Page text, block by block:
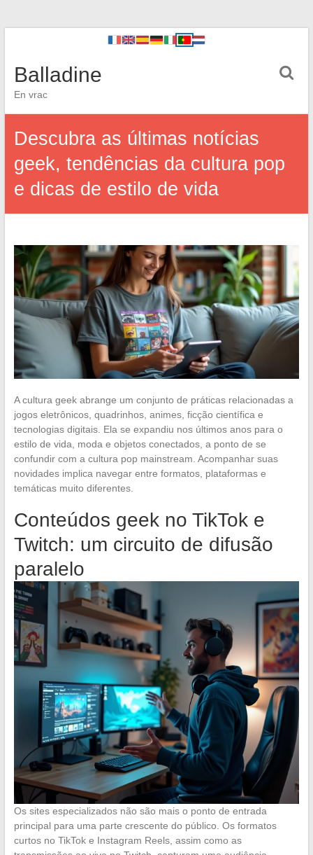
Balladine
En vrac
Descubra as últimas notícias
geek, tendências da cultura pop
e dicas de estilo de vida
A cultura geek abrange um conjunto de práticas relacionadas a
jogos eletrônicos, quadrinhos, animes, ficção científica e
tecnologias digitais. Ela se expandiu nos últimos anos para o
estilo de vida, moda e objetos conectados, a ponto de se
confundir com a cultura pop mainstream. Acompanhar suas
novidades implica navegar entre formatos, plataformas e
temáticas muito diferentes.
Conteúdos geek no TikTok e
Twitch: um circuito de difusão
paralelo
Os sites especializados não são mais o ponto de entrada
principal para uma parte crescente do público. Os formatos
curtos no TikTok e Instagram Reels, assim como as